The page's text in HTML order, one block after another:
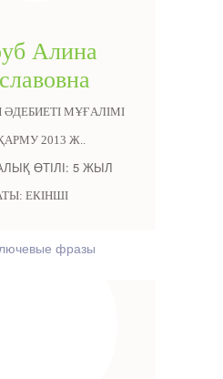
Алина
ӘДЕБИЕТІ МҰҒАЛІМІ
2013 Ж..
ӨТІЛІ: 5 ЖЫЛ
ЕКІНШІ